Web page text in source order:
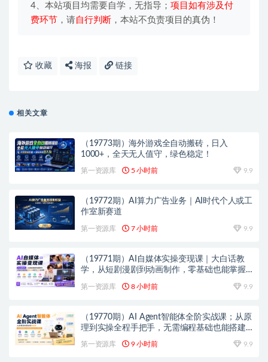
4、本站项目均需要自学，无指导； 项目如有涉及付
费环节 ，请自行判断 ，本站不负责项目的真伪！
收藏 海报 链接
相关文章
（19773期）海外游戏全自动搬砖，日入
1000+，全天无人值守，绿色稳定！
第一资源库 5 小时前 9.9
（19772期）AI算力广告业务｜AI时代个人或工
作室新赛道
第一资源库 7 小时前 9.9
（19771期）AI自媒体实操变现课｜大白话教
学，从短剧漫剧到动画制作，零基础也能掌握
第一资源库 8 小时前 9.9
（19770期）AI Agent智能体全阶实战课；从原
理到实操全程手把手，无需编程基础也能搭建
第一资源库 9 小时前 9.9